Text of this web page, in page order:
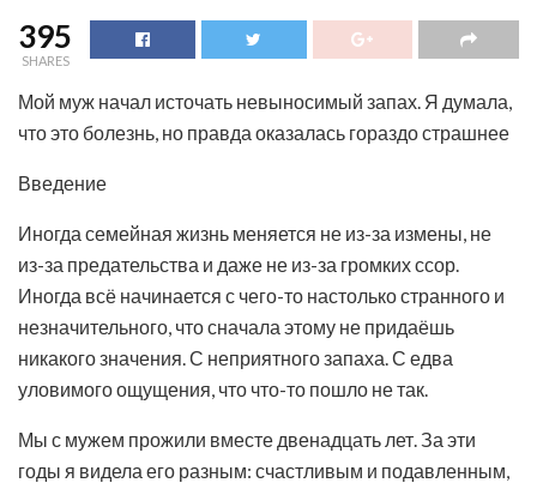
395
SHARES
Мой муж начал источать невыносимый запах. Я думала,
что это болезнь, но правда оказалась гораздо страшнее
Введение
Иногда семейная жизнь меняется не из-за измены, не
из-за предательства и даже не из-за громких ссор.
Иногда всё начинается с чего-то настолько странного и
незначительного, что сначала этому не придаёшь
никакого значения. С неприятного запаха. С едва
уловимого ощущения, что что-то пошло не так.
Мы с мужем прожили вместе двенадцать лет. За эти
годы я видела его разным: счастливым и подавленным,